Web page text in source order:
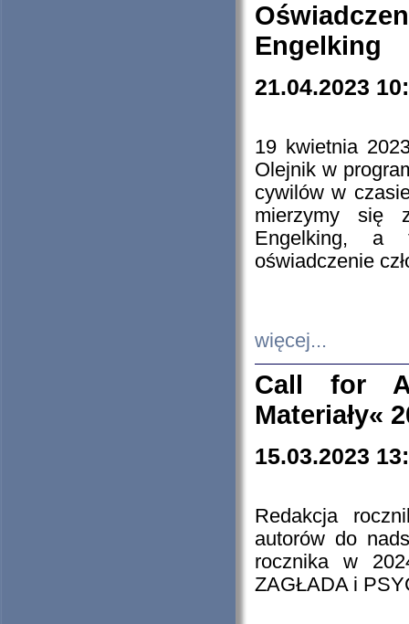
Engelking
21.04.2023
19 kwietnia
Olejnik w
cywilów w
mierzymy się
Engelking, a
oświadczenie
więcej...
Call for
Materiały«
15.03.2023
Redakcja
autorów do
rocznika w
ZAGŁADA i